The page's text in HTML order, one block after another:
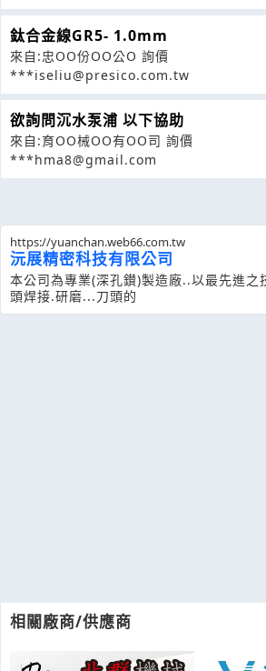
相關廠商/供應商
鈦合金線GR5- 1.0mm
來自:忠OO份OO公O 詢價
***iseliu@presico.com.tw
欲詢問沉水泵浦 以下協助
來自:育OO械OO有OO司 詢價
***hma8@gmail.com
https://yuanchan.web66.com.tw
沅展精密科技有限公司
本公司為專業(深孔鑚)製造廠..以最先進之
頭焊接.研磨...刀頭的